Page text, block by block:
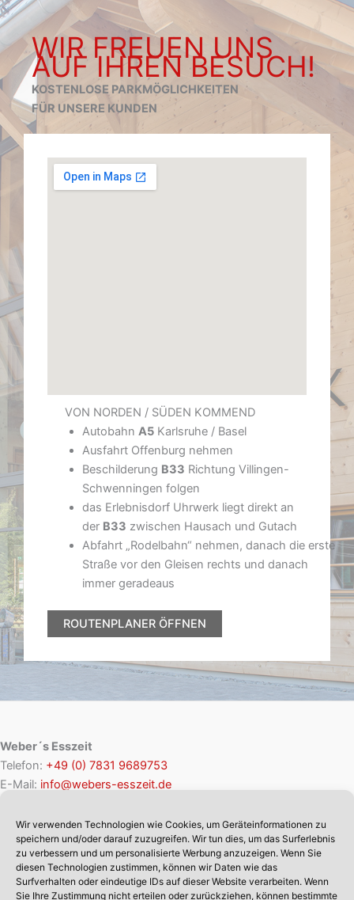
Wir verwenden Technologien wie Cookies, um Geräteinformationen zu
speichern und/oder darauf zuzugreifen. Wir tun dies, um das Surferlebnis
zu verbessern und um personalisierte Werbung anzuzeigen. Wenn Sie
diesen Technologien zustimmen, können wir Daten wie das
Surfverhalten oder eindeutige IDs auf dieser Website verarbeiten. Wenn
Sie Ihre Zustimmung nicht erteilen oder zurückziehen, können bestimmte
WIR FREUEN UNS
AUF IHREN BESUCH!
KOSTENLOSE PARKMÖGLICHKEITEN
FÜR UNSERE KUNDEN
VON NORDEN / SÜDEN KOMMEND
Autobahn A5Karlsruhe / Basel
Ausfahrt Offenburg nehmen
Beschilderung B33 Richtung Villingen-
Schwenningen folgen
das Erlebnisdorf Uhrwerk liegt direkt an
der B33 zwischen Hausach und Gutach
Abfahrt „Rodelbahn“ nehmen, danach die erste
Straße vor den Gleisen rechts und danach
immer geradeaus
ROUTENPLANER ÖFFNEN
Weber´s Esszeit
Telefon: +49 (0) 7831 9689753
E-Mail: info@webers-esszeit.de
Telefon:+49 (0) 7833 8037
E-Mail:info@haus-der-schwarzwalduhren.de
Wählerbrücke 4
77793 Gutach